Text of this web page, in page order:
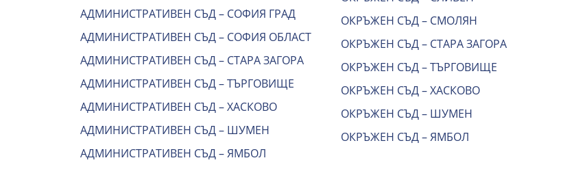
АДМИНИСТРАТИВЕН СЪД – СОФИЯ ГРАД
АДМИНИСТРАТИВЕН СЪД – СОФИЯ ОБЛАСТ
АДМИНИСТРАТИВЕН СЪД – СТАРА ЗАГОРА
АДМИНИСТРАТИВЕН СЪД – ТЪРГОВИЩЕ
АДМИНИСТРАТИВЕН СЪД – ХАСКОВО
АДМИНИСТРАТИВЕН СЪД – ШУМЕН
АДМИНИСТРАТИВЕН СЪД – ЯМБОЛ
ОКРЪЖЕН СЪД – СМОЛЯН
ОКРЪЖЕН СЪД – СТАРА ЗАГОРА
ОКРЪЖЕН СЪД – ТЪРГОВИЩЕ
ОКРЪЖЕН СЪД – ХАСКОВО
ОКРЪЖЕН СЪД – ШУМЕН
ОКРЪЖЕН СЪД – ЯМБОЛ